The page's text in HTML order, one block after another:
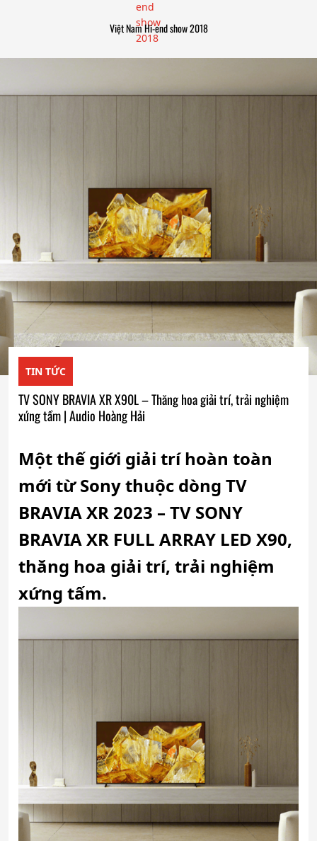
Việt Nam Hi-end show 2018
TIN TỨC
TV SONY BRAVIA XR X90L – Thăng hoa giải trí, trải nghiệm
xứng tầm | Audio Hoàng Hải
Một thế giới giải trí hoàn toàn
mới từ Sony thuộc dòng TV
BRAVIA XR 2023 – TV SONY
BRAVIA XR FULL ARRAY LED X90,
thăng hoa giải trí, trải nghiệm
xứng tấm.